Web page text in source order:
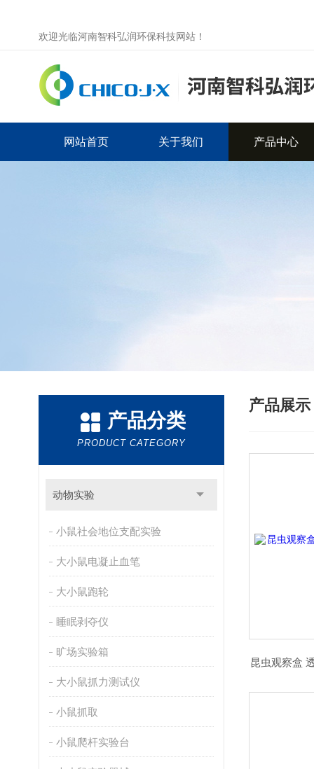
欢迎光临河南智科弘润环保科技网站！
网站首页 关于我们 产品中心
产品分类
PRODUCT CATEGORY
动物实验
小鼠社会地位支配实验
大小鼠电凝止血笔
大小鼠跑轮
睡眠剥夺仪
旷场实验箱
大小鼠抓力测试仪
小鼠抓取
小鼠爬杆实验台
产品展示
昆虫观察盒